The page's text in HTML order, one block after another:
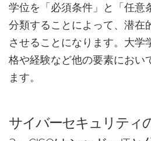
学位を「必須条件」と「任意
分類することによって、潜在
させることになります。大学
格や経験など他の要素におい
ます。
サイバーセキュリティ